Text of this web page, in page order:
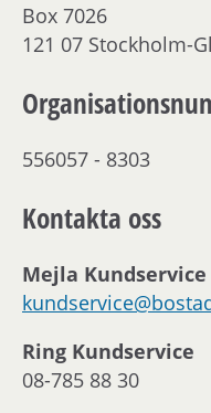
Box 7026
121 07 Stockholm-
556057 - 8303
Kontakta oss
Mejla Kundservice
Ring Kundservice
08-785 88 30